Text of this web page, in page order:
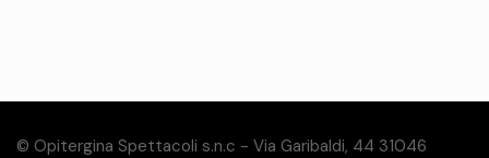
© Opitergina Spettacoli s.n.c - Via Garibaldi, 44 31046